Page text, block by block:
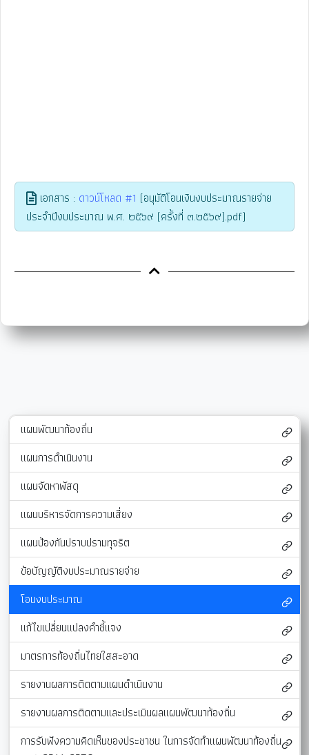
เอกสาร : ดาวน์โหลด #1 (อนุมัติโอนเงินงบประมาณรายจ่าย
ประจำปีงบประมาณ พ.ศ. ๒๕๖๙ (ครั้งที่ ๓.๒๕๖๙).pdf)
แผนพัฒนาท้องถิ่น
แผนการดำเนินงาน
แผนจัดหาพัสดุ
แผนบริหารจัดการความเสี่ยง
แผนป้องกันปราบปรามทุจริต
ข้อบัญญัติงบประมาณรายจ่าย
โอนงบประมาณ
แก้ไขเปลี่ยนแปลงคำชี้แจง
มาตรการท้องถิ่นไทยใสสะอาด
รายงานผลการติดตามแผนดำเนินงาน
รายงานผลการติดตามและประเมินผลแผนพัฒนาท้องถิ่น
การรับฟังความคิดเห็นของประชาชน ในการจัดทำแผนพัฒนาท้องถิ่น